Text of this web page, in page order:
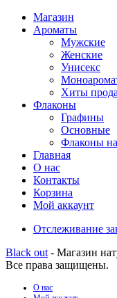
Магазин
Ароматы
Мужские
Женские
Унисекс
Хиты
Флаконы
Графины
Основные
Флаконы
Главная
О нас
Контакты
Корзина
Мой аккаунт
Отслеживание
Black out - Магазин
Все права защищены.
О нас